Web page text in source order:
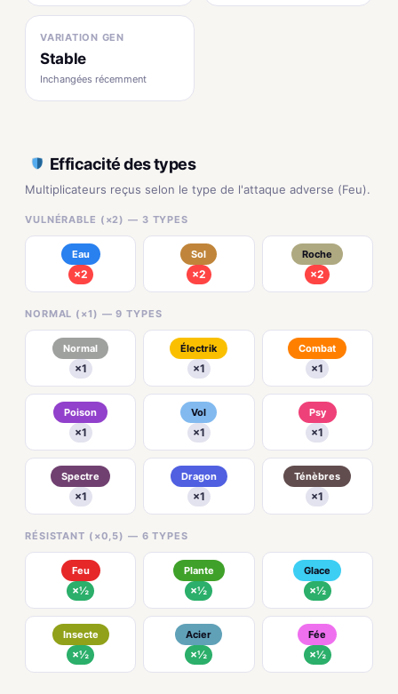
VARIATION GEN
Stable
Inchangées récemment
Efficacité des types
Multiplicateurs reçus selon le type de l'attaque adverse (Feu).
VULNÉRABLE (×2) — 3 TYPES
Eau
×2
Sol
×2
Roche
×2
NORMAL (×1) — 9 TYPES
Normal
×1
Électrik
×1
Combat
×1
Poison
×1
Vol
×1
Psy
×1
Spectre
×1
Dragon
×1
Ténèbres
×1
RÉSISTANT (×0,5) — 6 TYPES
Feu
×½
Plante
×½
Glace
×½
Insecte
×½
Acier
×½
Fée
×½